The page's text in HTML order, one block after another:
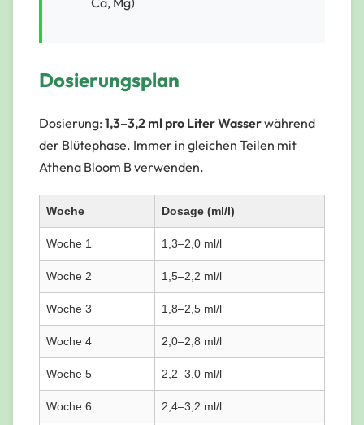
Dosierungsplan
Dosierung: 1,3–3,2 ml pro Liter Wasserwährend
der Blütephase. Immer in gleichen Teilen mit
Athena Bloom B verwenden.
Woche Dosage (ml/l)
Woche 1 1,3–2,0 ml/l
Woche 2 1,5–2,2 ml/l
Woche 3 1,8–2,5 ml/l
Woche 4 2,0–2,8 ml/l
Woche 5 2,2–3,0 ml/l
Woche 6 2,4–3,2 ml/l